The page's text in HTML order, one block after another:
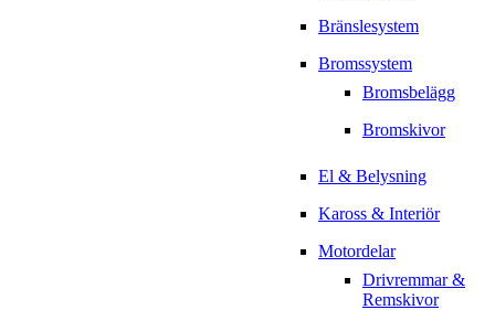
Bränslesystem
Bromssystem
Bromsbelägg
Bromskivor
El & Belysning
Kaross & Interiör
Motordelar
Drivremmar &
Remskivor